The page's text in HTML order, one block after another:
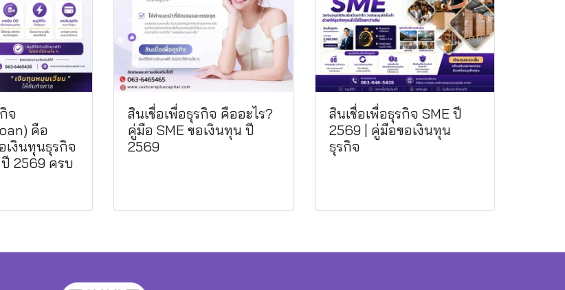
จ
คือ
เงินทุนธุรกิจ
2569 ครบ
สินเชื่อเพื่อธุรกิจ คืออะไร?
คู่มือ SME ขอเงินทุน ปี
2569
สินเชื่อเพื่อธุรกิจ SME ปี
2569 | คู่มือขอเงินทุน
ธุรกิจ